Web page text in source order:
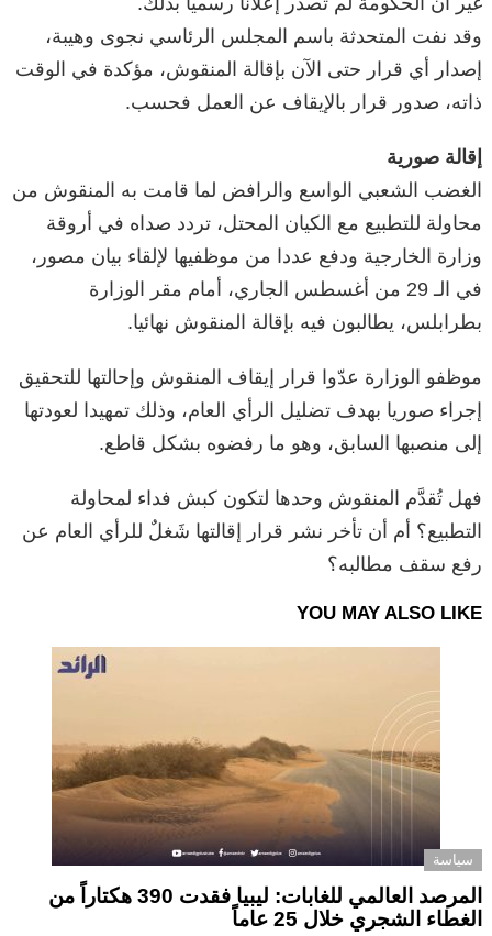
وقد نفت المتحدثة باسم المجلس الرئاسي نجوى وهيبة،
إصدار أي قرار حتى الآن بإقالة المنقوش، مؤكدة في الوقت
ذاته، صدور قرار بالإيقاف عن العمل فحسب.
إقالة صورية
الغضب الشعبي الواسع والرافض لما قامت به المنقوش من
محاولة للتطبيع مع الكيان المحتل، تردد صداه في أروقة
وزارة الخارجية ودفع عددا من موظفيها لإلقاء بيان مصور،
في الـ 29 من أغسطس الجاري، أمام مقر الوزارة
بطرابلس، يطالبون فيه بإقالة المنقوش نهائيا.
موظفو الوزارة عدّوا قرار إيقاف المنقوش وإحالتها للتحقيق
إجراء صوريا بهدف تضليل الرأي العام، وذلك تمهيدا لعودتها
إلى منصبها السابق، وهو ما رفضوه بشكل قاطع.
فهل تُقدَّم المنقوش وحدها لتكون كبش فداء لمحاولة
التطبيع؟ أم أن تأخر نشر قرار إقالتها شَغلٌ للرأي العام عن
رفع سقف مطالبه؟
YOU MAY ALSO LIKE
سياسة
المرصد العالمي للغابات: ليبيا فقدت 390 هكتاراً من
الغطاء الشجري خلال 25 عاماً